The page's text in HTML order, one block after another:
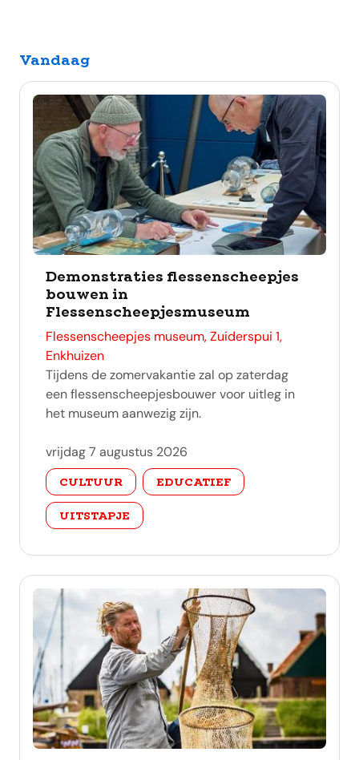
Vandaag
Demonstraties flessenscheepjes
bouwen in
Flessenscheepjesmuseum
adres
Flessenscheepjes museum, Zuiderspui 1,
Enkhuizen
Tijdens de zomervakantie zal op zaterdag
een flessenscheepjesbouwer voor uitleg in
het museum aanwezig zijn.
vrijdag 7 augustus 2026
categorie
CULTUUR EDUCATIEF
UITSTAPJE